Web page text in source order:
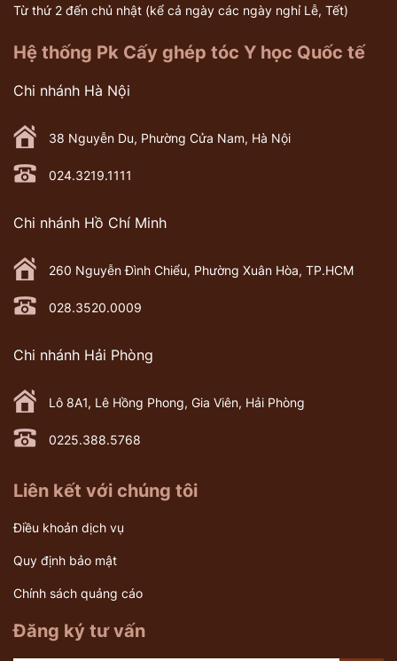
Từ thứ 2 đến chủ nhật (kể cả ngày các ngày nghỉ Lễ, Tết)
Hệ thống Pk Cấy ghép tóc Y học Quốc tế
Chi nhánh Hà Nội
38 Nguyễn Du, Phường Cửa Nam, Hà Nội
024.3219.1111
Chi nhánh Hồ Chí Minh
260 Nguyễn Đình Chiểu, Phường Xuân Hòa, TP.HCM
028.3520.0009
Chi nhánh Hải Phòng
Lô 8A1, Lê Hồng Phong, Gia Viên, Hải Phòng
0225.388.5768
Liên kết với chúng tôi
Điều khoản dịch vụ
Quy định bảo mật
Chính sách quảng cáo
Đăng ký tư vấn